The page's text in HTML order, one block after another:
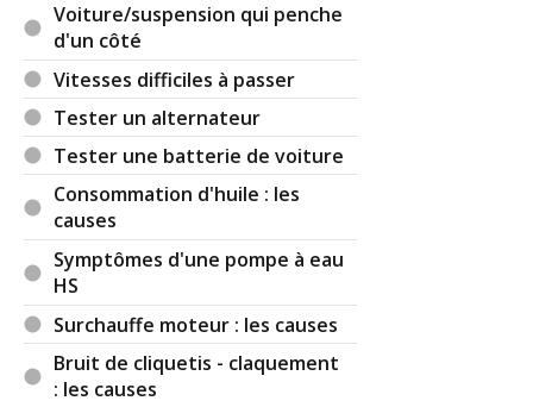
Vous pensez que le boitier ABS peut-être en
cause ? Le problème ne s'est plus reproduit
depuis, mais j'ai peur qu'il se produise n'importe
quand.
Réagir à ce commentaire
(Votre post sera visible sous le commentaire)
Par(Date : 2021-12-29 21:33:10)
J ai freine brusquement et j ai derraper a droite
Voiture/suspension qui penche
d'un côté
Vitesses difficiles à passer
Tester un alternateur
Tester une batterie de voiture
Consommation d'huile : les
causes
Symptômes d'une pompe à eau
HS
Surchauffe moteur : les causes
Bruit de cliquetis - claquement
: les causes